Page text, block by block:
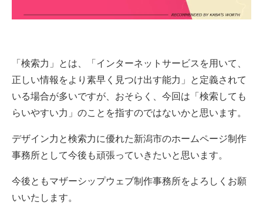
「検索力」とは、「インターネットサービスを用いて、
正しい情報をより素早く見つけ出す能力」と定義されて
いる場合が多いですが、おそらく、今回は「検索しても
らいやすい力」のことを指すのではないかと思います。
デザイン力と検索力に優れた新潟市のホームページ制作
事務所として今後も頑張っていきたいと思います。
今後ともマザーシップウェブ制作事務所をよろしくお願
いいたします。